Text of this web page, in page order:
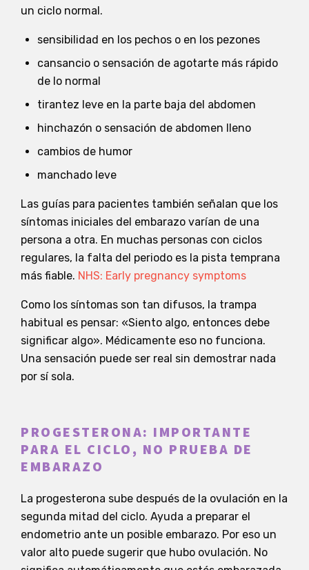
un ciclo normal.
sensibilidad en los pechos o en los pezones
cansancio o sensación de agotarte más rápido
de lo normal
tirantez leve en la parte baja del abdomen
hinchazón o sensación de abdomen lleno
cambios de humor
manchado leve
Las guías para pacientes también señalan que los
síntomas iniciales del embarazo varían de una
persona a otra. En muchas personas con ciclos
regulares, la falta del periodo es la pista temprana
más fiable. NHS: Early pregnancy symptoms
Como los síntomas son tan difusos, la trampa
habitual es pensar: «Siento algo, entonces debe
significar algo». Médicamente eso no funciona.
Una sensación puede ser real sin demostrar nada
por sí sola.
PROGESTERONA: IMPORTANTE
PARA EL CICLO, NO PRUEBA DE
EMBARAZO
La progesterona sube después de la ovulación en la
segunda mitad del ciclo. Ayuda a preparar el
endometrio ante un posible embarazo. Por eso un
valor alto puede sugerir que hubo ovulación. No